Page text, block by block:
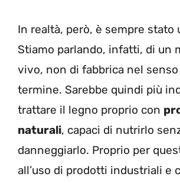
In realtà, però, è sempre stato
Stiamo parlando, infatti, di un
vivo, non di fabbrica nel
termine. Sarebbe quindi più
trattare il legno proprio con
naturali, capaci di nutrirlo
danneggiarlo. Proprio per
all’uso di prodotti industriali e